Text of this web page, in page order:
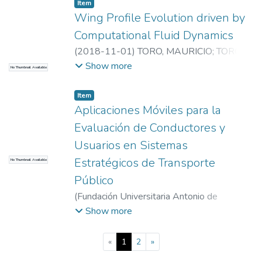
Tecnologías de la Información y las
Comunicaciones
No Thumbnail Available
Item
Wing Profile Evolution driven by
Computational Fluid Dynamics
(2018-11-01)TORO, MAURICIO;TORO,
MAURICIO;Universidad EAFIT.
I+D+I en Tecnologías de la Información y las
Comunicaciones
Show more
No Thumbnail Available
Item
Aplicaciones Móviles para la
Evaluación de Conductores y
Usuarios en Sistemas
Estratégicos de Transporte
Público
(Fundación Universitaria Antonio de
Arévalo,2019-12-21
Daza, Kathy ; Ramirez, T.
Universidad EAFIT. Departamento de
Show more
« 1(current)
2 »